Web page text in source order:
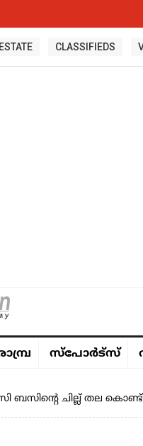
CLASSIFIEDS
സ്പോർട്സ്
ബസിന്റെ ചില്ല് തല